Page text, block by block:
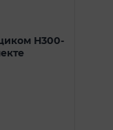
Н300-